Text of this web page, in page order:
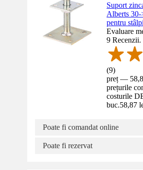
Suport
Alberts
pentru
Evaluare
9 Recenzii.
(9)
preț —
prețurile
costurile
buc.58,87
Poate fi comandat online
Poate fi rezervat